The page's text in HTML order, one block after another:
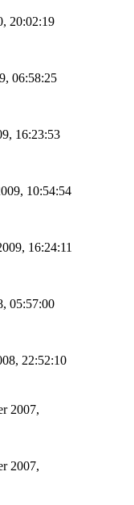
20:02:19
06:58:25
16:23:53
10:54:54
16:24:11
05:57:00
22:52:10
2007,
2007,